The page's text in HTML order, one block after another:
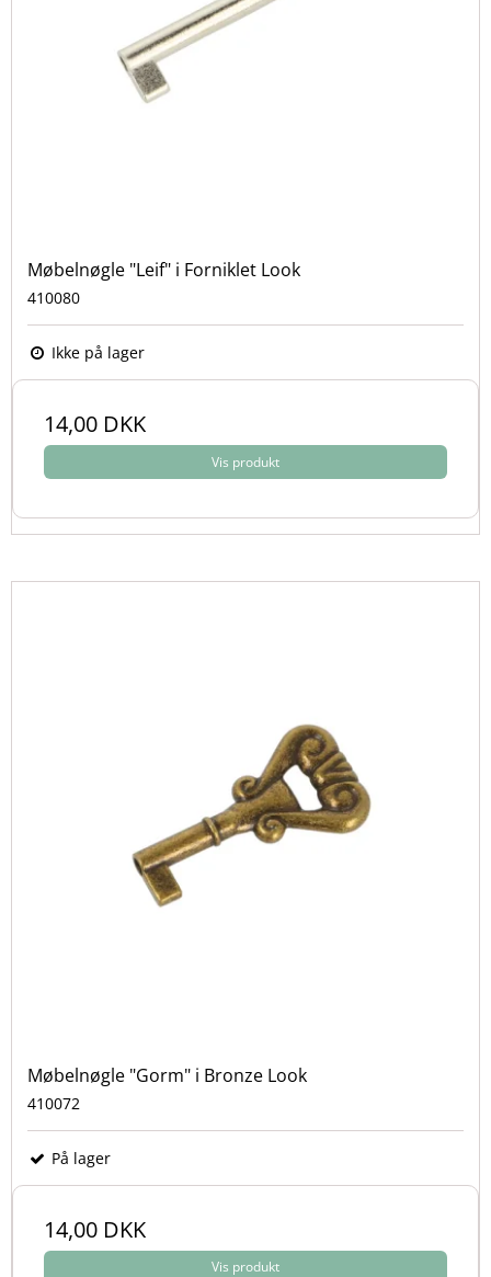
Møbelnøgle "Leif" i Forniklet Look
410080
Ikke på lager
14,00 DKK
Vis produkt
Møbelnøgle "Gorm" i Bronze Look
410072
På lager
14,00 DKK
Vis produkt